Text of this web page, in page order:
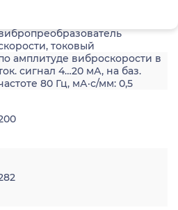
токовый
амплитуде виброскорости в
сигнал 4…20 мА, на баз.
80 Гц, мА·с/мм: 0,5